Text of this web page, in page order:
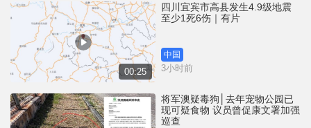
00:25
四川宜宾市高县发生4.9级地震
至少1死6伤｜有片
中国
3小时前
将军澳疑毒狗│去年宠物公园已
现可疑食物 议员曾促康文署加强
巡查